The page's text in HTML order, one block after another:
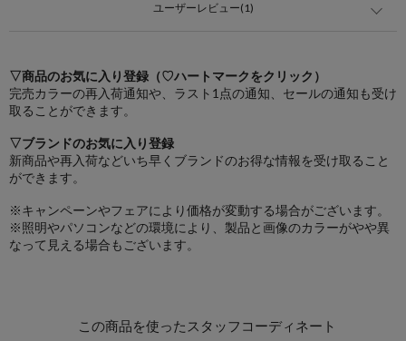
ユーザーレビュー(1)
▽商品のお気に入り登録（♡ハートマークをクリック）
完売カラーの再入荷通知や、ラスト1点の通知、セールの通知も受け
取ることができます。
▽ブランドのお気に入り登録
新商品や再入荷などいち早くブランドのお得な情報を受け取ること
ができます。
※キャンペーンやフェアにより価格が変動する場合がございます。
※照明やパソコンなどの環境により、製品と画像のカラーがやや異
なって見える場合もございます。
この商品を使ったスタッフコーディネート